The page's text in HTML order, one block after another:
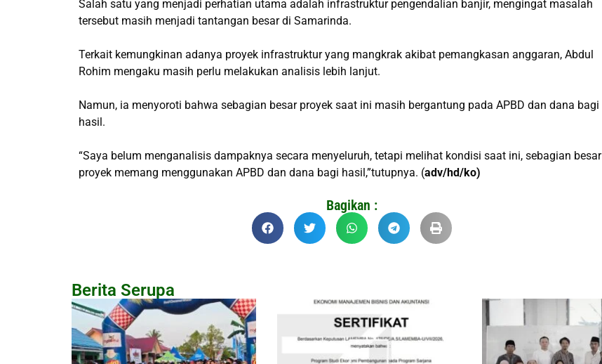
Salah satu yang menjadi perhatian utama adalah infrastruktur pengendalian banjir, mengingat masalah
tersebut masih menjadi tantangan besar di Samarinda.
Terkait kemungkinan adanya proyek infrastruktur yang mangkrak akibat pemangkasan anggaran, Abdul
Rohim mengaku masih perlu melakukan analisis lebih lanjut.
Namun, ia menyoroti bahwa sebagian besar proyek saat ini masih bergantung pada APBD dan dana bagi
hasil.
“Saya belum menganalisis dampaknya secara menyeluruh, tetapi melihat kondisi saat ini, sebagian besar
proyek memang menggunakan APBD dan dana bagi hasil,”tutupnya. (adv/hd/ko)
Bagikan :
Berita Serupa